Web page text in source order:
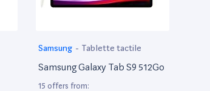
Samsung - Tablette tactile
Samsung Galaxy Tab S9 512Go
15 offers from: